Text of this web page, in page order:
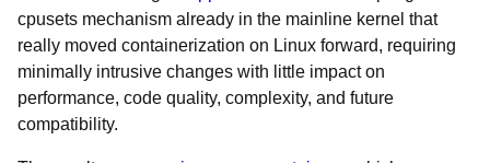
cpusets mechanism already in the mainline kernel that
really moved containerization on Linux forward, requiring
minimally intrusive changes with little impact on
performance, code quality, complexity, and future
compatibility.